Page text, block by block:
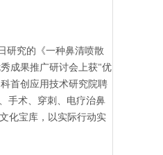
日研究的《一种鼻清喷散
成果推广研讨会上获"优
首创应用技术研究院聘
手术、穿刺、电疗治鼻
化宝库，以实际行动实